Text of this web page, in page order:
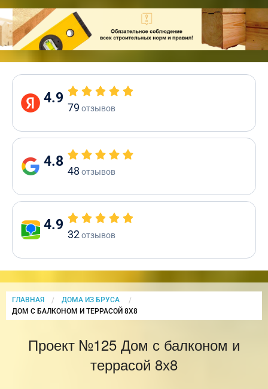
4.9
79 отзывов
4.8
48 отзывов
4.9
32отзывов
ГЛАВНАЯ
ДОМА ИЗ БРУСА
CURRENT:
ДОМ С БАЛКОНОМ И ТЕРРАСОЙ 8Х8
Проект №125 Дом с балконом и
террасой 8х8